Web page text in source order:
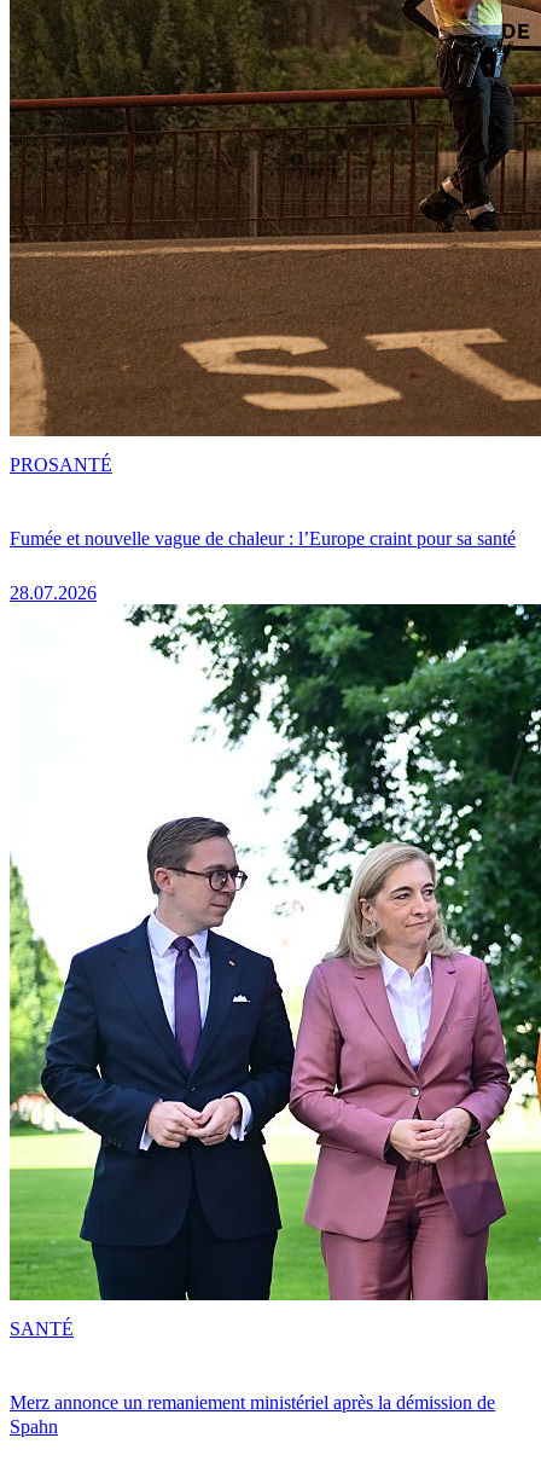
Fumée et nouvelle vague de chaleur : l’Europe craint pour sa santé
28.07.2026
PROSANTÉ
Merz annonce un remaniement ministériel après la démission de
Spahn
SANTÉ